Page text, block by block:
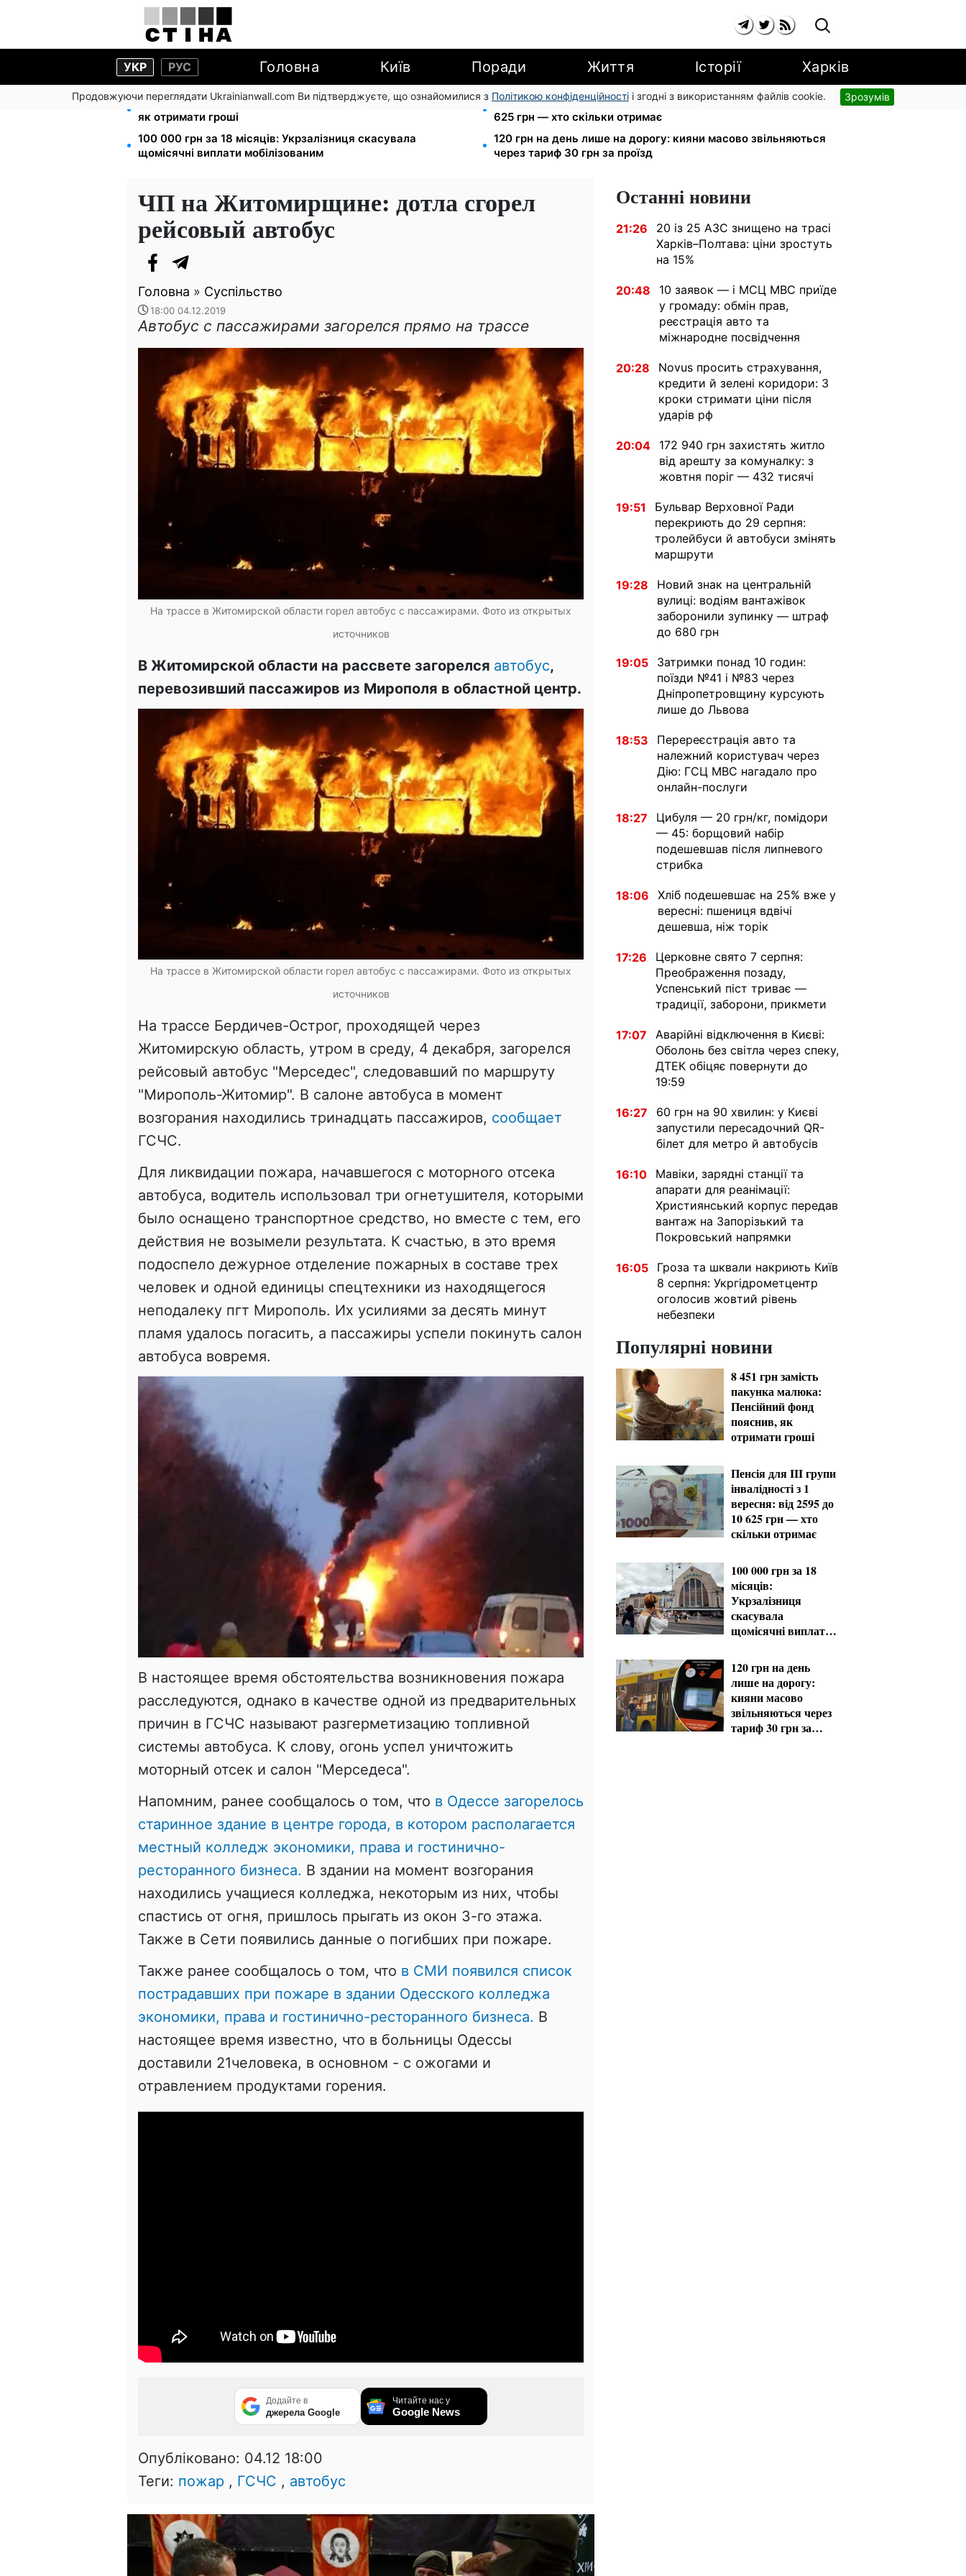
УКР РУС Головна Київ Поради Життя Історії Харків
Продовжуючи переглядати Ukrainianwall.com Ви підтверджуєте, що ознайомилися з Політикою конфіденційності і згодні з використанням файлів cookie. Зрозумів
8 451 грн замість пакунка малюка: Пенсійний фонд пояснив,
як отримати гроші
Пенсія для III групи інвалідності з 1 вересня: від 2595 до 10
625 грн — хто скільки отримає
100 000 грн за 18 місяців: Укрзалізниця скасувала
щомісячні виплати мобілізованим
120 грн на день лише на дорогу: кияни масово звільняються
через тариф 30 грн за проїзд
ЧП на Житомирщине: дотла сгорел
рейсовый автобус
Головна » Суспільство
18:00 04.12.2019
Автобус с пассажирами загорелся прямо на трассе
На трассе в Житомирской области горел автобус с пассажирами. Фото из открытых
источников
В Житомирской области на рассвете загорелся автобус,
перевозивший пассажиров из Мирополя в областной центр.
На трассе в Житомирской области горел автобус с пассажирами. Фото из открытых
источников
На трассе Бердичев-Острог, проходящей через
Житомирскую область, утром в среду, 4 декабря, загорелся
рейсовый автобус "Мерседес", следовавший по маршруту
"Мирополь-Житомир". В салоне автобуса в момент
возгорания находились тринадцать пассажиров, сообщает
ГСЧС.
Для ликвидации пожара, начавшегося с моторного отсека
автобуса, водитель использовал три огнетушителя, которыми
было оснащено транспортное средство, но вместе с тем, его
действия не возымели результата. К счастью, в это время
подоспело дежурное отделение пожарных в составе трех
человек и одной единицы спецтехники из находящегося
неподалеку пгт Мирополь. Их усилиями за десять минут
пламя удалось погасить, а пассажиры успели покинуть салон
автобуса вовремя.
В настоящее время обстоятельства возникновения пожара
расследуются, однако в качестве одной из предварительных
причин в ГСЧС называют разгерметизацию топливной
системы автобуса. К слову, огонь успел уничтожить
моторный отсек и салон "Мерседеса".
Напомним, ранее сообщалось о том, что в Одессе загорелось
старинное здание в центре города, в котором располагается
местный колледж экономики, права и гостинично-
ресторанного бизнеса. В здании на момент возгорания
находились учащиеся колледжа, некоторым из них, чтобы
спастись от огня, пришлось прыгать из окон 3-го этажа.
Также в Сети появились данные о погибших при пожаре.
Также ранее сообщалось о том, что в СМИ появился список
пострадавших при пожаре в здании Одесского колледжа
экономики, права и гостинично-ресторанного бизнеса. В
настоящее время известно, что в больницы Одессы
доставили 21человека, в основном - с ожогами и
отравлением продуктами горения.
Додайте в
джерела Google
Читайте нас у
Google News
Опубліковано: 04.12 18:00
Теги: пожар , ГСЧС , автобус
Останні новини
21:26
20 із 25 АЗС знищено на трасі
Харків–Полтава: ціни зростуть
на 15%
20:48
10 заявок — і МСЦ МВС приїде
у громаду: обмін прав,
реєстрація авто та
міжнародне посвідчення
20:28
Novus просить страхування,
кредити й зелені коридори: 3
кроки стримати ціни після
ударів рф
20:04
172 940 грн захистять житло
від арешту за комуналку: з
жовтня поріг — 432 тисячі
19:51
Бульвар Верховної Ради
перекриють до 29 серпня:
тролейбуси й автобуси змінять
маршрути
19:28
Новий знак на центральній
вулиці: водіям вантажівок
заборонили зупинку — штраф
до 680 грн
19:05
Затримки понад 10 годин:
поїзди №41 і №83 через
Дніпропетровщину курсують
лише до Львова
18:53
Перереєстрація авто та
належний користувач через
Дію: ГСЦ МВС нагадало про
онлайн-послуги
18:27
Цибуля — 20 грн/кг, помідори
— 45: борщовий набір
подешевшав після липневого
стрибка
18:06
Хліб подешевшає на 25% вже у
вересні: пшениця вдвічі
дешевша, ніж торік
17:26
Церковне свято 7 серпня:
Преображення позаду,
Успенський піст триває —
традиції, заборони, прикмети
17:07
Аварійні відключення в Києві:
Оболонь без світла через спеку,
ДТЕК обіцяє повернути до
19:59
16:27
60 грн на 90 хвилин: у Києві
запустили пересадочний QR-
білет для метро й автобусів
16:10
Мавіки, зарядні станції та
апарати для реанімації:
Християнський корпус передав
вантаж на Запорізький та
Покровський напрямки
16:05
Гроза та шквали накриють Київ
8 серпня: Укргідрометцентр
оголосив жовтий рівень
небезпеки
Популярні новини
8 451 грн замість
пакунка малюка:
Пенсійний фонд
пояснив, як
отримати гроші
Пенсія для III групи
інвалідності з 1
вересня: від 2595 до
10 625 грн — хто
скільки отримає
100 000 грн за 18
місяців:
Укрзалізниця
скасувала
щомісячні виплати
120 грн на день
лише на дорогу:
кияни масово
звільняються через
тариф 30 грн за